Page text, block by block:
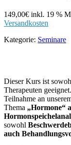
149,00€ inkl. 19 %
Versandkosten
Kategorie: Seminare
Dieser Kurs ist
Therapeuten
Teilnahme an
Thema „Hormone“
sowohl
auch